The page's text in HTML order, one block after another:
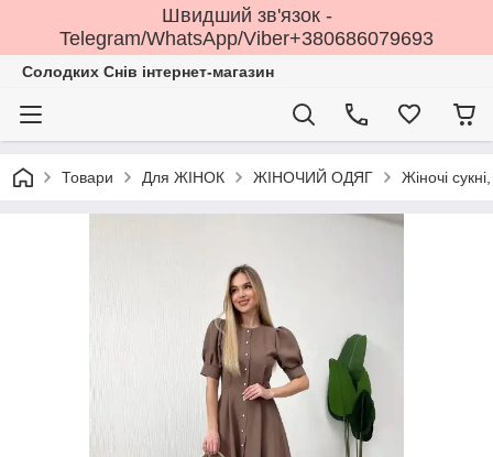
Швидший зв'язок -
Telegram/WhatsApp/Viber+380686079693
Солодких Снів інтернет-магазин
Товари Для ЖІНОК ЖІНОЧИЙ ОДЯГ Жіночі